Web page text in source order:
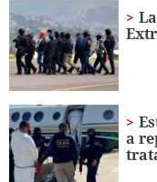
2
minutes,
24
seconds
a